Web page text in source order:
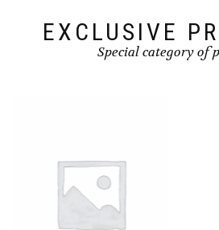
EXCLUSIVE
Special category of